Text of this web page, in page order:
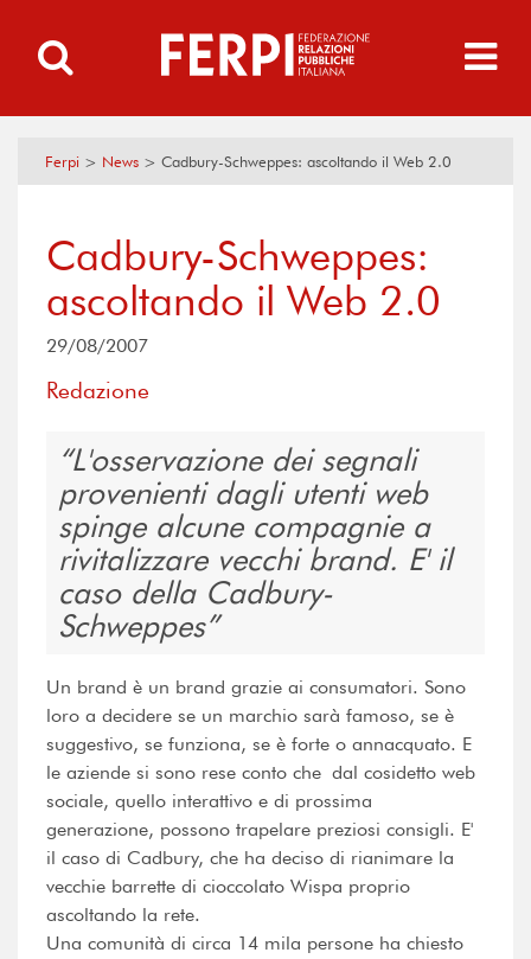
Ferpi > News > Cadbury-Schweppes: ascoltando il Web 2.0
Cadbury-Schweppes:
ascoltando il Web 2.0
29/08/2007
Redazione
L'osservazione dei segnali
provenienti dagli utenti web
spinge alcune compagnie a
rivitalizzare vecchi brand. E' il
caso della Cadbury-
Schweppes
Un brand è un brand grazie ai consumatori. Sono
loro a decidere se un marchio sarà famoso, se è
suggestivo, se funziona, se è forte o annacquato. E
le aziende si sono rese conto che dal cosidetto web
sociale, quello interattivo e di prossima
generazione, possono trapelare preziosi consigli. E'
il caso di Cadbury, che ha deciso di rianimare la
vecchie barrette di cioccolato Wispa proprio
ascoltando la rete.
Una comunità di circa 14 mila persone ha chiesto